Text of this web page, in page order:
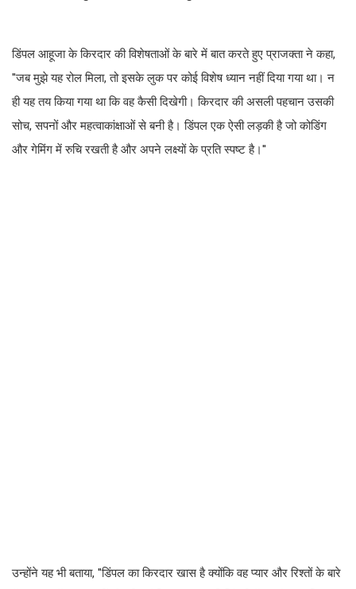
डिंपल आहूजा के किरदार की विशेषताओं के बारे में बात करते हुए प्राजक्ता ने कहा,
''जब मुझे यह रोल मिला, तो इसके लुक पर कोई विशेष ध्यान नहीं दिया गया था। न
ही यह तय किया गया था कि वह कैसी दिखेगी। किरदार की असली पहचान उसकी
सोच, सपनों और महत्वाकांक्षाओं से बनी है। डिंपल एक ऐसी लड़की है जो कोडिंग
और गेमिंग में रुचि रखती है और अपने लक्ष्यों के प्रति स्पष्ट है।''
उन्होंने यह भी बताया, ''डिंपल का किरदार खास है क्योंकि वह प्यार और रिश्तों के बारे